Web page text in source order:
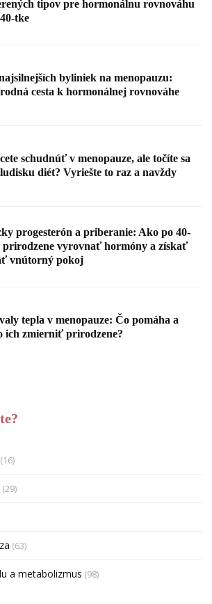
tipov pre hormonálnu rovnováhu
tke
byliniek na menopauzu:
cesta k hormonálnej rovnováhe
schudnúť v menopauze, ale točíte sa
diét? Vyriešte to raz a navždy
progesterón a priberanie: Ako po 40-
prirodzene vyrovnať hormóny a získať
vnútorný pokoj
tepla v menopauze: Čo pomáha a
ich zmierniť prirodzene?
(16)
(29)
(63)
a metabolizmus (98)